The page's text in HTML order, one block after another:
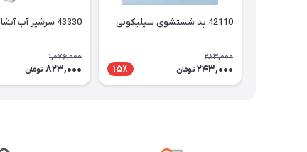
42110 پد شستشوی سیلیکونی
283,000
243,000 تومان 15٪
43330 سرشیر آب آبشاری
1,076,000
823,000 تومان